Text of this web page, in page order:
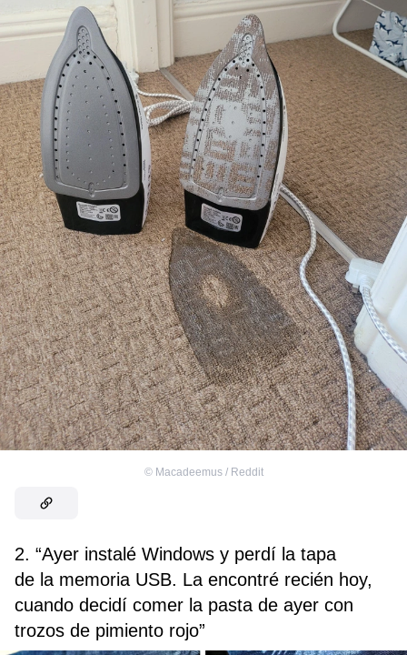
© Macadeemus / Reddit
2. “Ayer instalé Windows y perdí la tapa
de la memoria USB. La encontré recién hoy,
cuando decidí comer la pasta de ayer con
trozos de pimiento rojo”